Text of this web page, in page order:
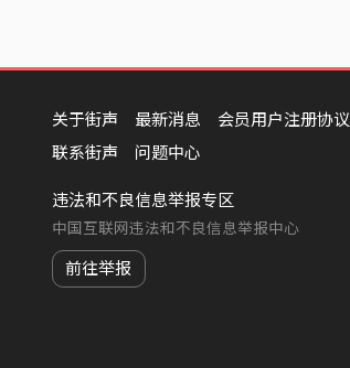
关于街声 最新消息 会员用户注册协议
联系街声
问题中心
违法和不良信息举报专区
中国互联网违法和不良信息举报中心
前往举报